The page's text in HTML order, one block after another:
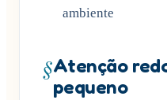
ambiente
§Atenção
pequeno